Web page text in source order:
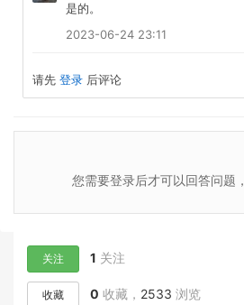
是的。
2023-06-24 23:11
请先 登录 后评论
您需要登录后才可以回答问题，
关注 1 关注
收藏 0 收藏， 2533 浏览